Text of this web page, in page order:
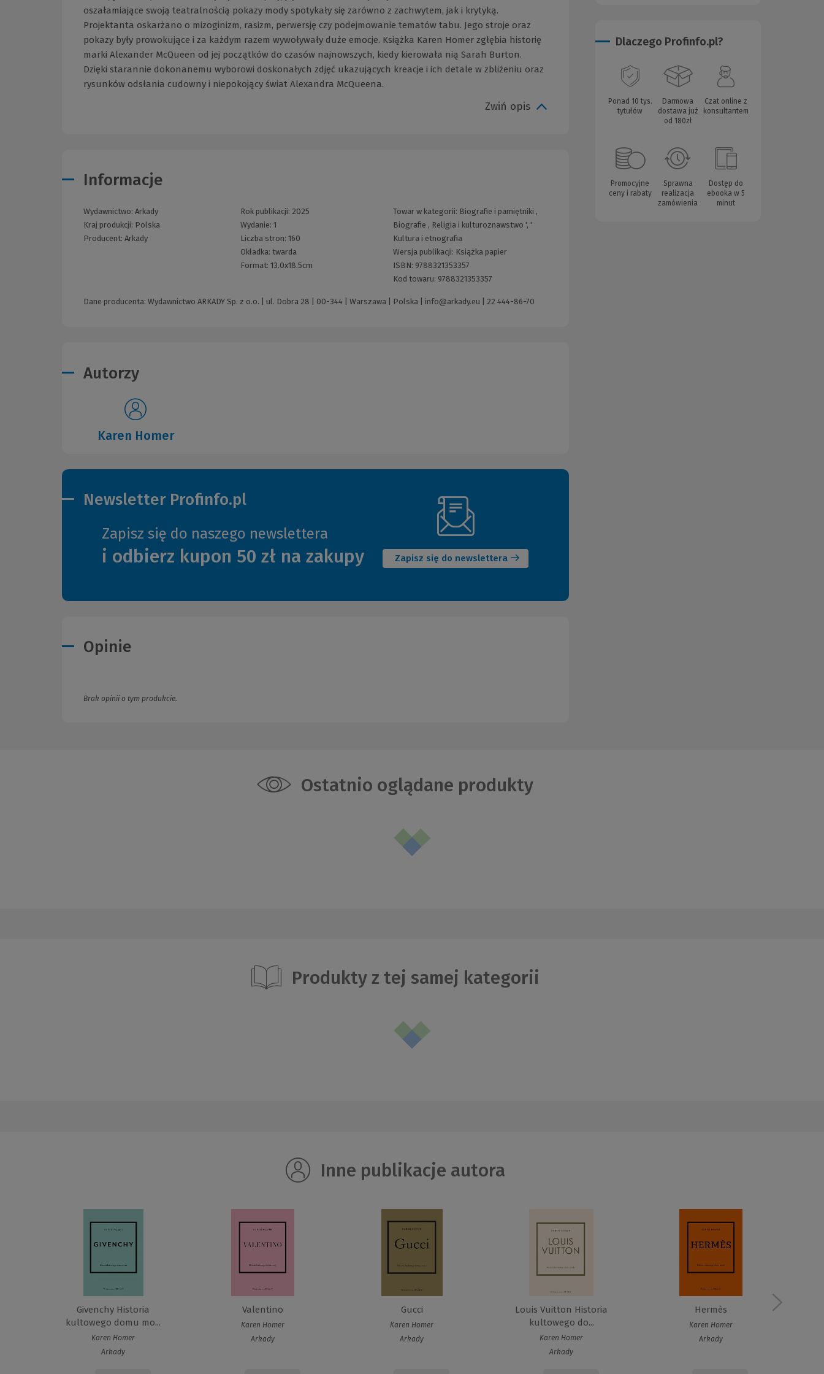
oszałamiające swoją teatralnością pokazy mody spotykały się zarówno z zachwytem, jak i krytyką.
Projektanta oskarżano o mizoginizm, rasizm, perwersję czy podejmowanie tematów tabu. Jego stroje oraz
pokazy były prowokujące i za każdym razem wywoływały duże emocje. Książka Karen Homer zgłębia historię
marki Alexander McQueen od jej początków do czasów najnowszych, kiedy kierowała nią Sarah Burton.
Dzięki starannie dokonanemu wyborowi doskonałych zdjęć ukazujących kreacje i ich detale w zbliżeniu oraz
rysunków odsłania cudowny i niepokojący świat Alexandra McQueena.
Zwiń opis
Informacje
Wydawnictwo: Arkady
Kraj produkcji: Polska
Producent: Arkady
Rok publikacji: 2025
Wydanie: 1
Liczba stron: 160
Okładka: twarda
Format: 13.0x18.5cm
Towar w kategorii: Biografie i pamiętniki ,
Biografie , Religia i kulturoznawstwo ', '
Kultura i etnografia
Wersja publikacji: Książka papier
ISBN: 9788321353357
Kod towaru: 9788321353357
Dane producenta: Wydawnictwo ARKADY Sp. z o.o. | ul. Dobra 28 | 00-344 | Warszawa | Polska | info@arkady.eu 22 444-86-70
Autorzy
Karen Homer
Newsletter Profinfo.pl
Zapisz się do naszego newslettera
i odbierz kupon 50 zł na zakupy Zapisz się do newslettera
okno)
Opinie
Brak opinii o tym produkcie.
Dlaczego Profinfo.pl?
Ponad 10 tys.
tytułów
Darmowa
dostawa już
od 180zł
Czat online z
konsultantem
Promocyjne
ceny i rabaty
Sprawna
realizacja
zamówienia
Dostęp do
ebooka w 5
minut
Ostatnio oglądane produkty
Produkty z tej samej kategorii
Inne publikacje autora
Givenchy Historia
kultowego domu mo...
Karen Homer
Arkady
Valentino
Karen Homer
Arkady
Gucci
Karen Homer
Arkady
Louis Vuitton Historia
kultowego do...
Karen Homer
Arkady
Hermès
Karen Homer
Arkady